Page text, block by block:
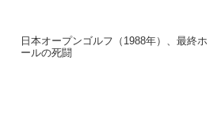
日本オープンゴルフ（1988年）、最終ホ
ールの死闘